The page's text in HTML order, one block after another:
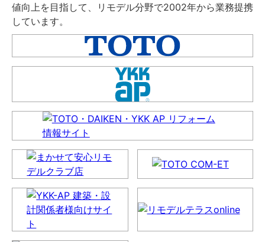
値向上を目指して、リモデル分野で2002年から業務提携
しています。